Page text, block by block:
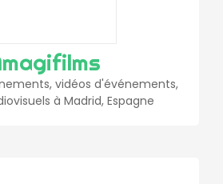
vidéos d'événements,
à Madrid, Espagne